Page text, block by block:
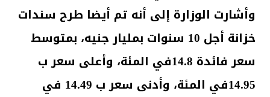
وأشارت الوزارة إلى أنه تم أيضا طرح سندات
خزانة أجل 10 سنوات بمليار جنيه، بمتوسط
سعر فائدة 14.8في المئة، وأعلى سعر ب
14.95في المئة، وأدنى سعر ب 14.49 في